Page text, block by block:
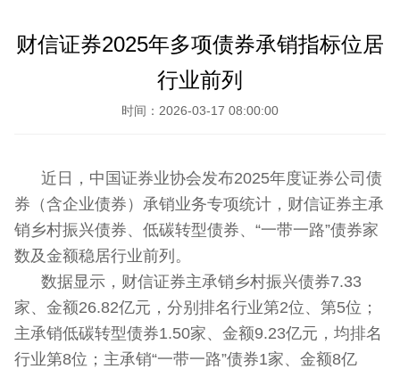
财信证券2025年多项债券承销指标位居
行业前列
时间：2026-03-17 08:00:00
近日，中国证券业协会发布2025年度证券公司债
券（含企业债券）承销业务专项统计，财信证券主承
销乡村振兴债券、低碳转型债券、“一带一路”债券家
数及金额稳居行业前列。
数据显示，财信证券主承销乡村振兴债券7.33
家、金额26.82亿元，分别排名行业第2位、第5位；
主承销低碳转型债券1.50家、金额9.23亿元，均排名
行业第8位；主承销“一带一路”债券1家、金额8亿